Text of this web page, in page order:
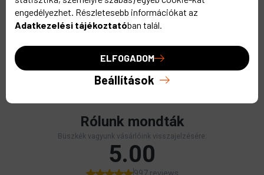
használva tökéletes fedést biztosít. Az Imperial Blue
rétegezhető más színekkel, hogy árnyalatokkal és mélységgel
gazdagítsd alkotásaidat, miközben vibráló és tartós felületet
eredményez. Alkosd meg a legimpozánsabb miniatúrákat,
amelyek lenyűgöznek mindenkit! Válaszd az Imperial Blue-t, és
emeld új szintre a figurafestés művészetét!
engedélyezhet. Részletesebb információkat az
Adatkezelési tájékoztatóban talál.
Beállítások
ELFOGADOM